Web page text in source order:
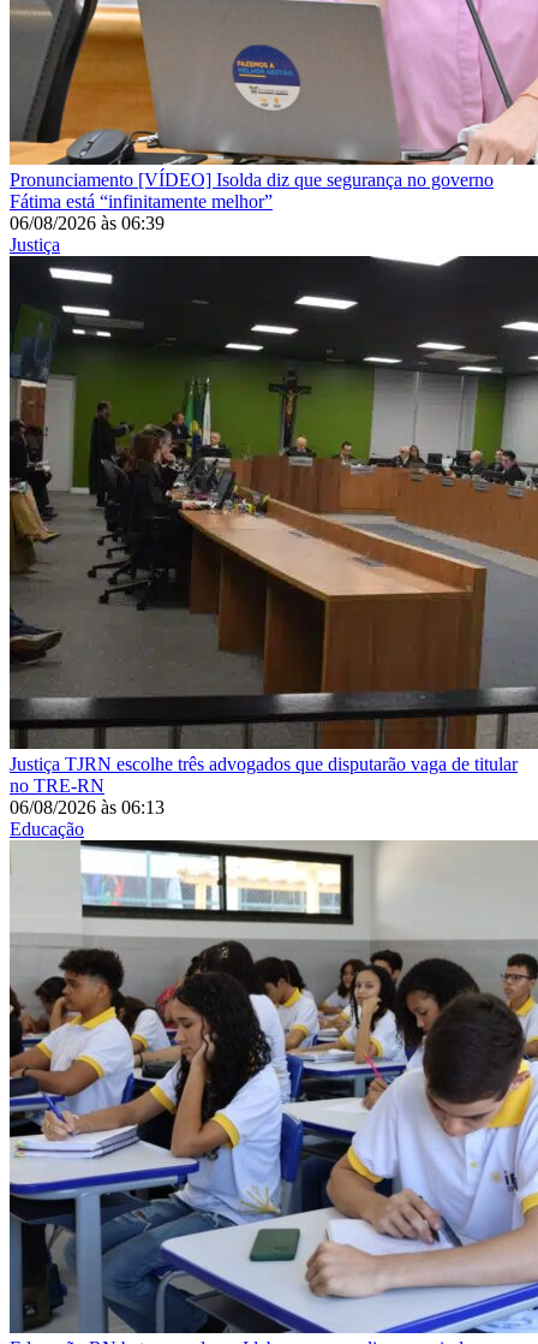
Pronunciamento [VÍDEO] Isolda diz que segurança no governo
Fátima está “infinitamente melhor”
06/08/2026 às 06:39
Justiça
Justiça TJRN escolhe três advogados que disputarão vaga de titular
no TRE-RN
06/08/2026 às 06:13
Educação